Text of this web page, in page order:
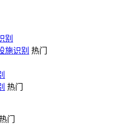
别
施识别 热门
热门
门